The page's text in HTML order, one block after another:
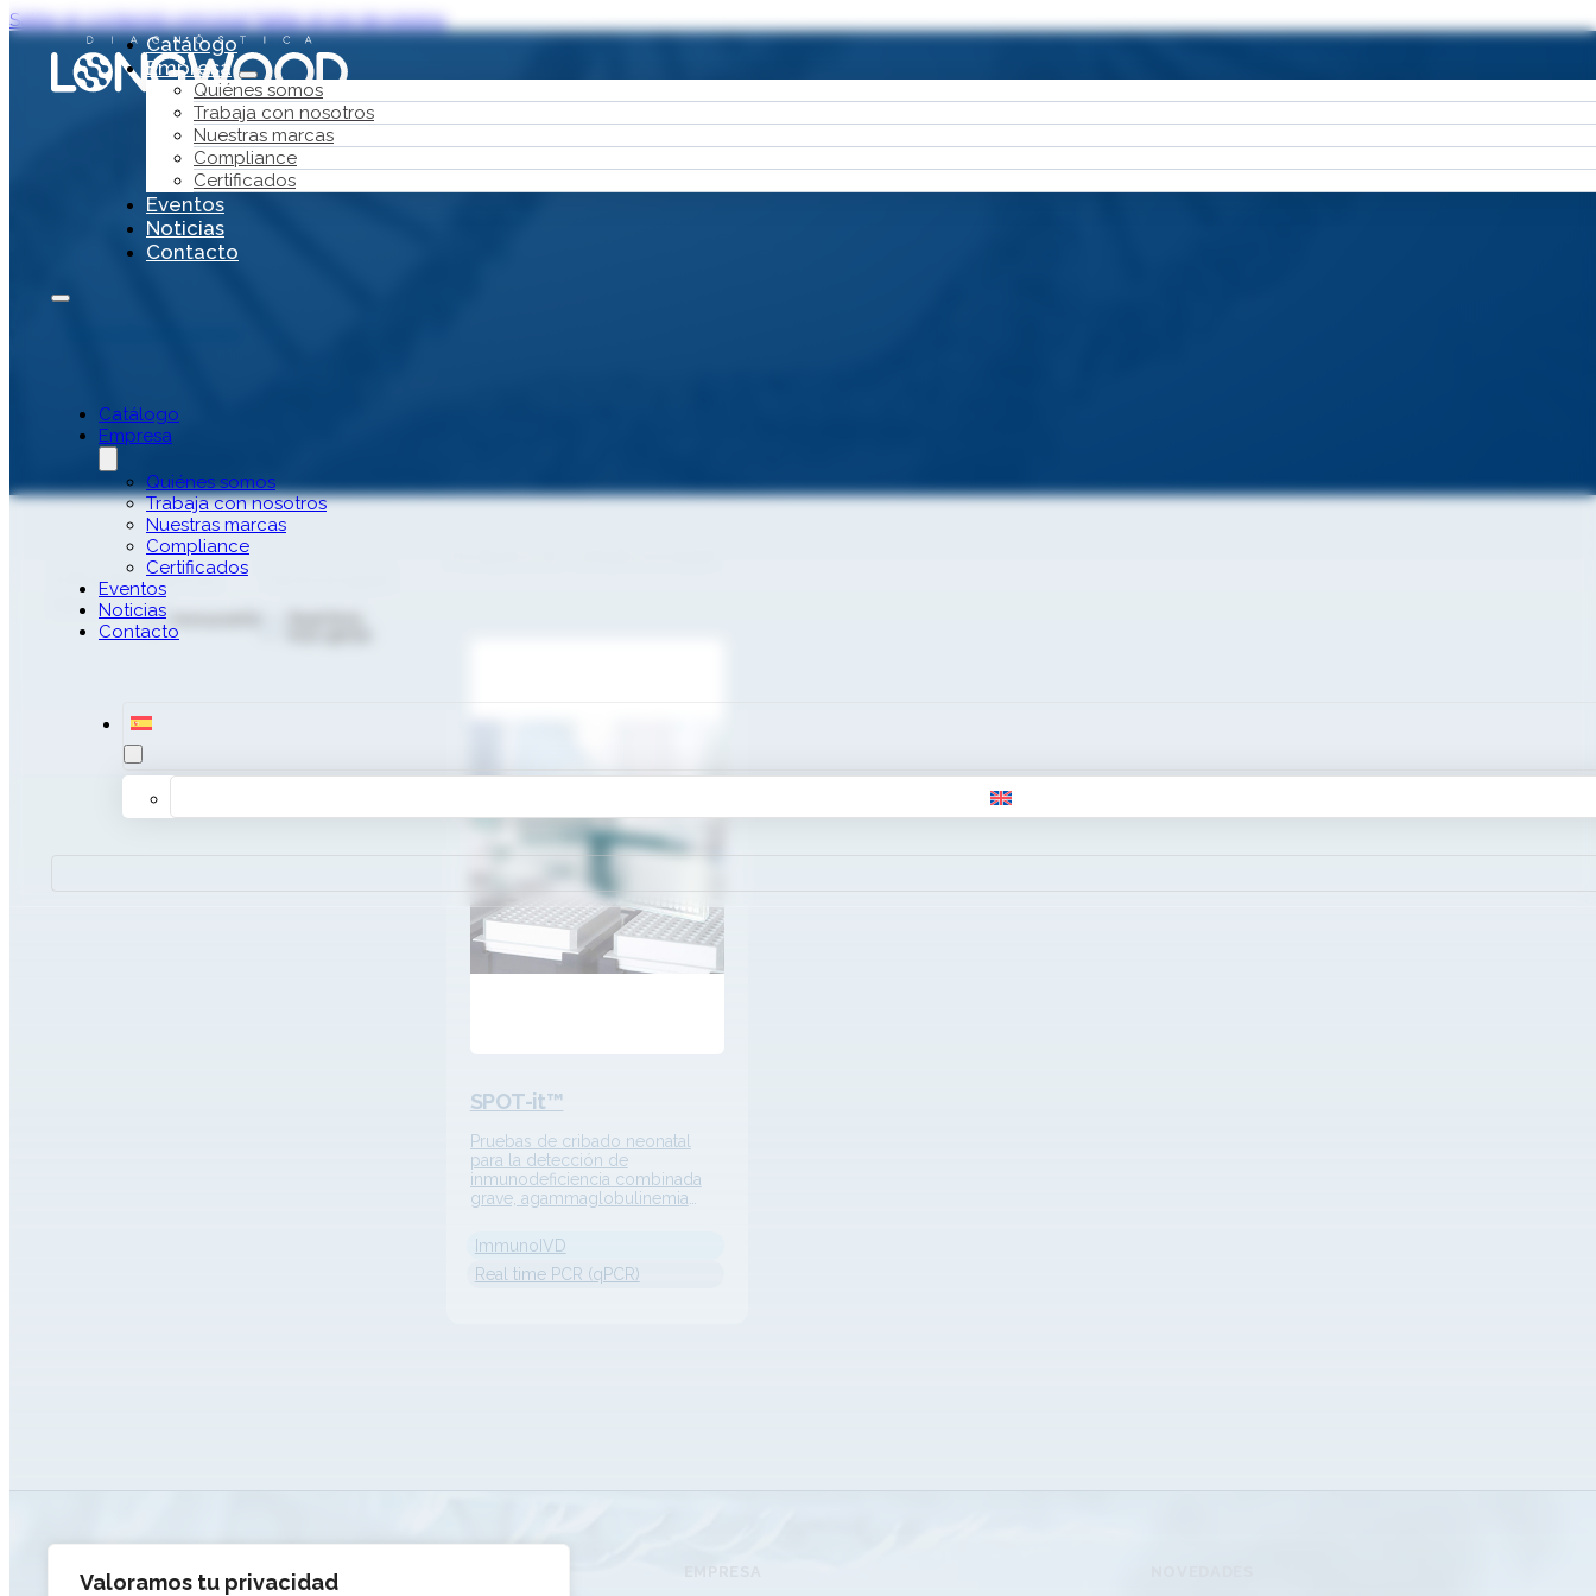
Valoramos tu privacidad
Saltar al contenido principal Saltar al pie de página
Catálogo
Empresa
Quiénes somos
Trabaja con nosotros
Nuestras marcas
Compliance
Certificados
Eventos
Noticias
Contacto
Catálogo
Empresa
Quiénes somos
Trabaja con nosotros
Nuestras marcas
Compliance
Certificados
Eventos
Noticias
Contacto
Cribado
neonatal
Marcas
SPOT-it™
Pruebas de cribado neonatal
para la detección de
inmunodeficiencia combinada
grave, agammaglobulinemia
enfermedad de Bruton y atrofia
muscular espinal.
ImmunoIVD
Real time PCR (qPCR)
ATENCIÓN AL CLIENTE